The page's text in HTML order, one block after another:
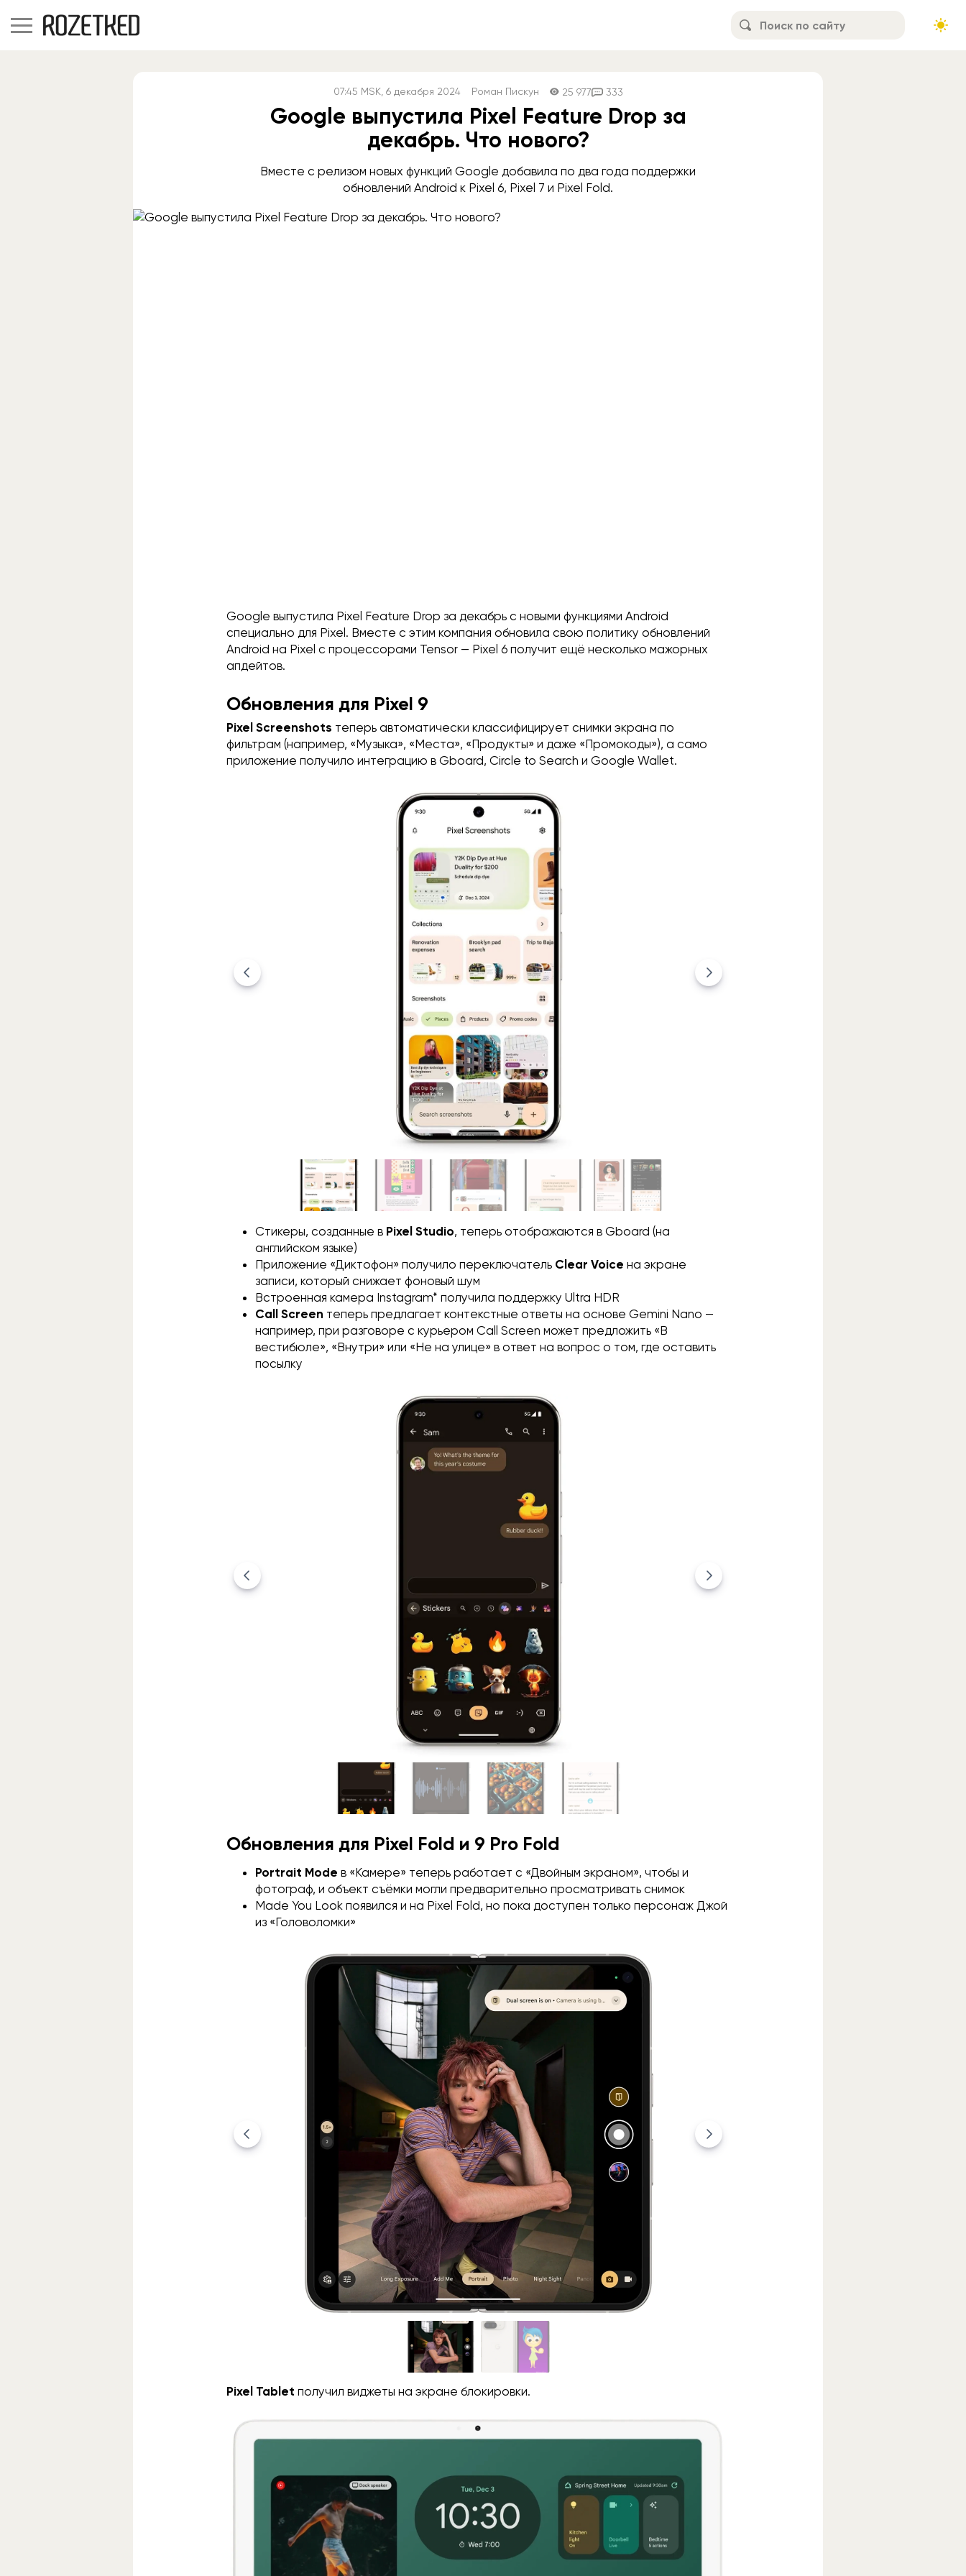
07:45 MSK, 6 декабря 2024 Роман Пискун 25 977 333
Google выпустила Pixel Feature Drop за
декабрь. Что нового?
Вместе с релизом новых функций Google добавила по два года поддержки
обновлений Android к Pixel 6, Pixel 7 и Pixel Fold.
Google выпустила Pixel Feature Drop за декабрь с новыми функциями Android
специально для Pixel. Вместе с этим компания обновила свою политику обновлений
Android на Pixel с процессорами Tensor — Pixel 6 получит ещё несколько мажорных
апдейтов.
Обновления для Pixel 9
Pixel Screenshots теперь автоматически классифицирует снимки экрана по
фильтрам (например, «Музыка», «Места», «Продукты» и даже «Промокоды»), а само
приложение получило интеграцию в Gboard, Circle to Search и Google Wallet.
Стикеры, созданные в Pixel Studio, теперь отображаются в Gboard (на
английском языке)
Приложение «Диктофон» получило переключатель Clear Voice на экране
записи, который снижает фоновый шум
Встроенная камера Instagram* получила поддержку Ultra HDR
Call Screen теперь предлагает контекстные ответы на основе Gemini Nano —
например, при разговоре с курьером Call Screen может предложить «В
вестибюле», «Внутри» или «Не на улице» в ответ на вопрос о том, где оставить
посылку
Обновления для Pixel Fold и 9 Pro Fold
Portrait Mode в «Камере» теперь работает с «Двойным экраном», чтобы и
фотограф, и объект съёмки могли предварительно просматривать снимок
Made You Look появился и на Pixel Fold, но пока доступен только персонаж Джой
из «Головоломки»
Pixel Tabletполучил виджеты на экране блокировки.